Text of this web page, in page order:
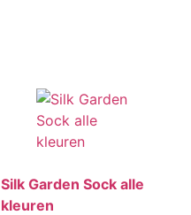
Silk Garden Sock alle
kleuren